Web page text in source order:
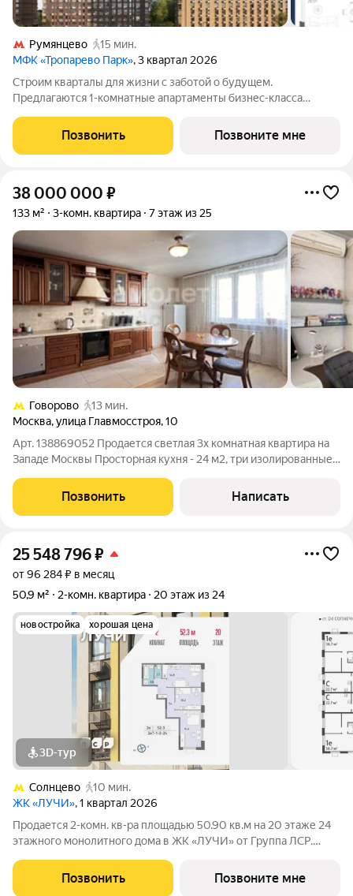
Румянцево
15 мин.
МФК «Тропарево Парк», 3 квартал 2026
Строим кварталы для жизни с заботой о будущем.
Предлагаются 1-комнатные апартаменты бизнес-класса
этаже, в жилом комплексе "Тропарево Парк".Проект строится
полностью с отделкой, которая
Позвонить Позвоните мне
38 000 000 ₽
133 м² 3-комн. квартира 7 этаж из 25
Говорово
13 мин.
Москва,улица Главмосстроя,10
Арт. 138869052 Продается светлая 3х комнатная квартира на
Западе Москвы Просторная кухня - 24 м2, три изолированные
Застекленная лоджия Гардеробная и постирочная Просторный
коридор Окна выходят
Позвонить Написать
25 548 796₽
от 96 284 ₽ в месяц
50,9 м²
2-комн. квартира 20 этаж из 24
новостройка хорошая цена
3D-тур
Солнцево
10 мин.
ЖК «ЛУЧИ», 1 квартал 2026
Продается 2-комн. кв-ра площадью 50.90 кв.м на 20 этаже 24
этажного монолитного дома в ЖК «ЛУЧИ» от Группа ЛСР.
самых зелёных и благоприятных для жизни районов столицы
Солнцево, который
Позвонить Позвоните мне